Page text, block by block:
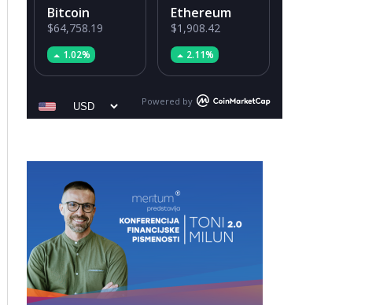
Bitcoin
$64,758.19
1.02%
Ethereum
$1,908.42
2.11%
Powered by